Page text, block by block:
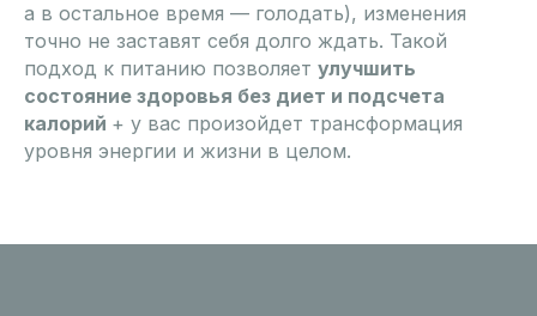
а в остальное время — голодать), изменения
точно не заставят себя долго ждать. Такой
подход к питанию позволяет улучшить
состояние здоровья без диет и подсчета
калорий + у вас произойдет трансформация
уровня энергии и жизни в целом.